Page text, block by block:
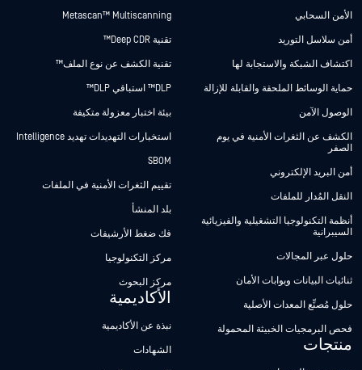
الأمن السحابي
أمن سلاسل التوريد
اكتشاف الشبكة والاستجابة لها
حماية الوسائط الملحقة والقابلة للإزالة
الوصول الآمن
الكشف عن الثغرات الأمنية في يوم
الصفر
أمن البريد الإلكتروني
النقل المُدار للملفات
أنظمة التكنولوجيا التشغيلية والفيزيائية
السيبرانية
حلول عبر المجالات
ثنائيات البيانات وبوابات الأمان
حلول مُصنِّع المعدات الأصلية
فحص البرمجيات الخبيثة المحمولة
منتجات
Metascan™ Multiscanning
تقنية Deep CDR™
تقنية الكشف عن نوع الملف™
DLP™ استباقي DLP™
بيئة اختبار معزولة متكيفة
استخبارات التهديدات تهديد Intelligence
SBOM
تقييم الثغرات الأمنية في الملفات
بلد المنشأ
فك ضغط الأرشيفات
مركز التكنولوجيا
مركز البحوث
الأكاديمية
نبذة عن الأكاديمية
الشهادات